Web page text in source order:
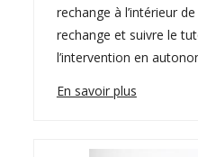
rechange à l’intérieur
rechange et suivre le
l’intervention en
En savoir plus